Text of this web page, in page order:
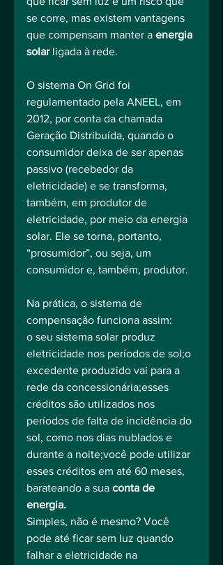
se corre, mas existem vantagens
que compensam manter a energia
solar ligada à rede.
O sistema On Grid foi
regulamentado pela ANEEL, em
2012, por conta da chamada
Geração Distribuída, quando o
consumidor deixa de ser apenas
passivo (recebedor da
eletricidade) e se transforma,
também, em produtor de
eletricidade, por meio da energia
solar. Ele se torna, portanto,
“prosumidor”, ou seja, um
consumidor e, também, produtor.
Na prática, o sistema de
compensação funciona assim:
o seu sistema solar produz
eletricidade nos períodos de sol;o
excedente produzido vai para a
rede da concessionária;esses
créditos são utilizados nos
períodos de falta de incidência do
sol, como nos dias nublados e
durante a noite;você pode utilizar
esses créditos em até 60 meses,
barateando a sua conta de
energia.
Simples, não é mesmo? Você
pode até ficar sem luz quando
falhar a eletricidade na